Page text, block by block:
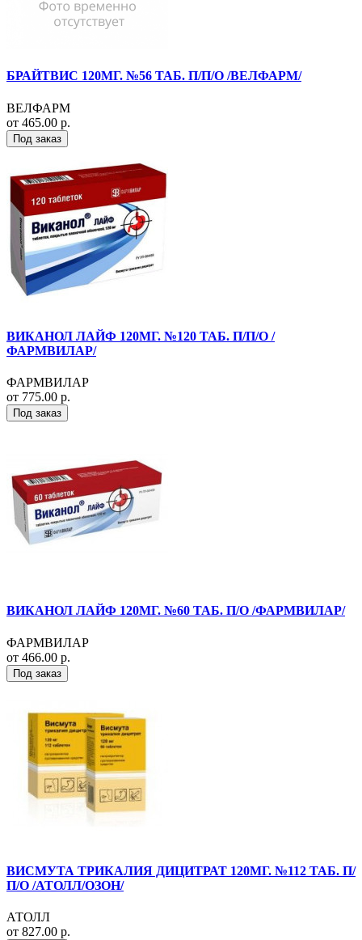
БРАЙТВИС 120МГ. №56 ТАБ. П/П/О /ВЕЛФАРМ/
ВЕЛФАРМ
от 465.00 р.
Под заказ
ВИКАНОЛ ЛАЙФ 120МГ. №120 ТАБ. П/П/О /
ФАРМВИЛАР/
ФАРМВИЛАР
от 775.00 р.
Под заказ
ВИКАНОЛ ЛАЙФ 120МГ. №60 ТАБ. П/О /ФАРМВИЛАР/
ФАРМВИЛАР
от 466.00 р.
Под заказ
ВИСМУТА ТРИКАЛИЯ ДИЦИТРАТ 120МГ. №112 ТАБ. П/
П/О /АТОЛЛ/ОЗОН/
АТОЛЛ
от 827.00 р.